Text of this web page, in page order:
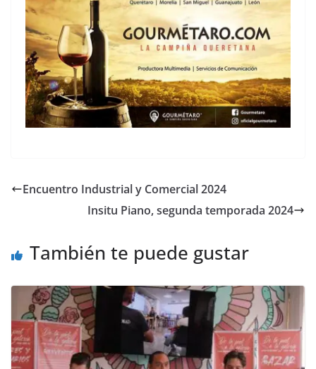
Encuentro Industrial y Comercial 2024
Insitu Piano, segunda temporada 2024
También te puede gustar